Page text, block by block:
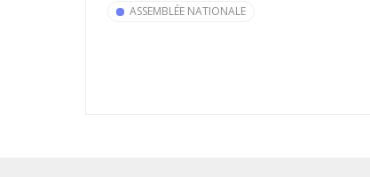
ASSEMBLÉE NATIONALE